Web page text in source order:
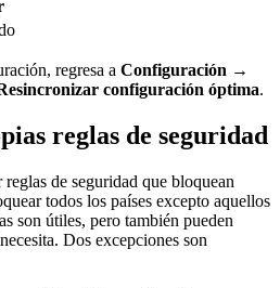
regresa a Configuración →
configuración óptima.
reglas de seguridad
de seguridad que bloquean
todos los países excepto aquellos
son útiles, pero también pueden
Dos excepciones son